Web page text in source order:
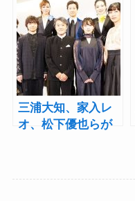
コンサート ～ひか
りを聴け～ダイジ
ェスト
三浦大知、家入レ
オ、松下優也らが